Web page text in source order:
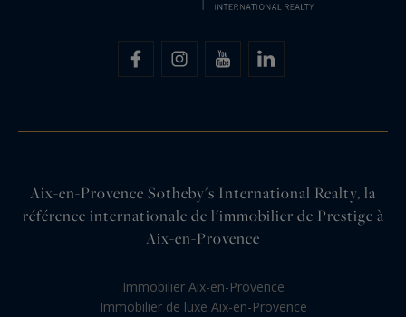
Aix-en-Provence Sotheby's International Realty, la
référence internationale de l'immobilier de Prestige à
Aix-en-Provence
Immobilier Aix-en-Provence
Immobilier de luxe Aix-en-Provence